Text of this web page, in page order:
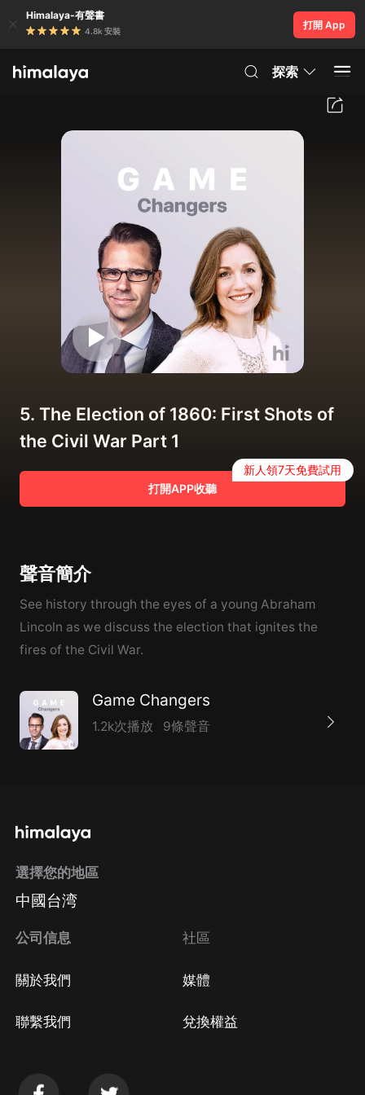
Himalaya-有聲書
4.8k 安裝
打開 App
探索
5. The Election of 1860: First Shots of
the Civil War Part 1
打開APP收聽
新人領7天免費試用
聲音簡介
See history through the eyes of a young Abraham
Lincoln as we discuss the election that ignites the
fires of the Civil War.
Game Changers
1.2k次播放 9條聲音
選擇您的地區
中國台湾
公司信息
關於我們
聯繫我們
社區
媒體
兌換權益